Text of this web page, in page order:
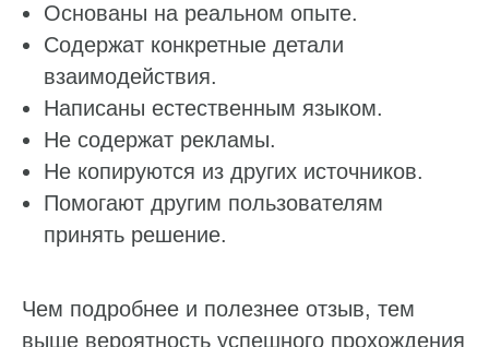
Основаны на реальном опыте.
Содержат конкретные детали
взаимодействия.
Написаны естественным языком.
Не содержат рекламы.
Не копируются из других источников.
Помогают другим пользователям
принять решение.
Чем подробнее и полезнее отзыв, тем
выше вероятность успешного прохождения